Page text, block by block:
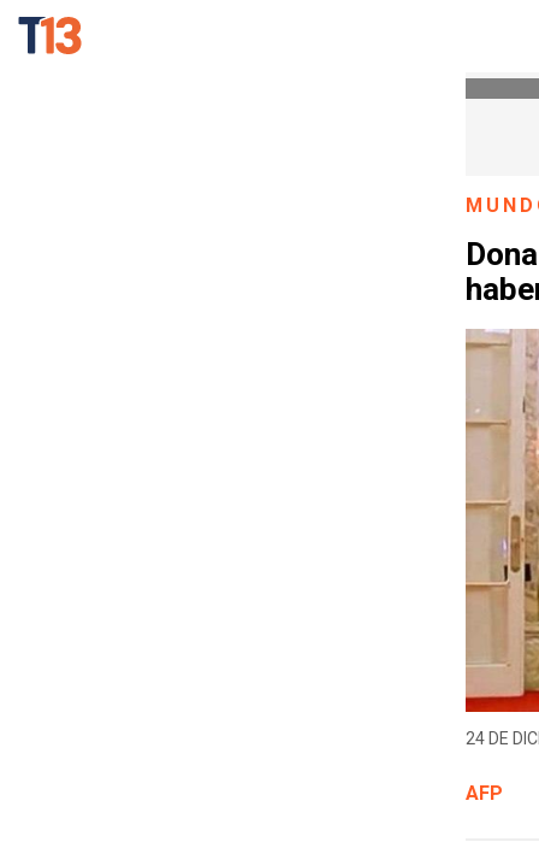
24 DE
AFP